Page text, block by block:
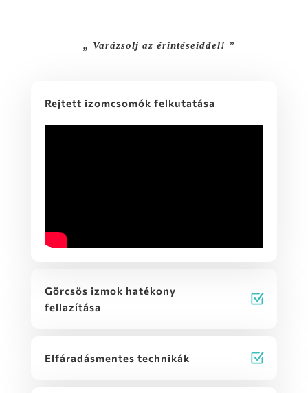
„ Varázsolj az érintéseiddel! ”
Rejtett izomcsomók felkutatása
Görcsös izmok hatékony
fellazítása
Elfáradásmentes technikák